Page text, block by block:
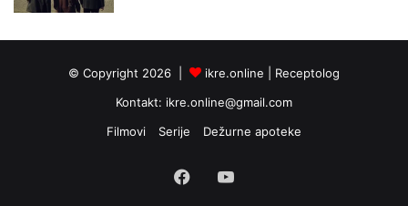
© Copyright 2026 | ikre.online | Receptolog
Kontakt: ikre.online@gmail.com
Filmovi
Serije Dežurne apoteke
FacebookYouTube